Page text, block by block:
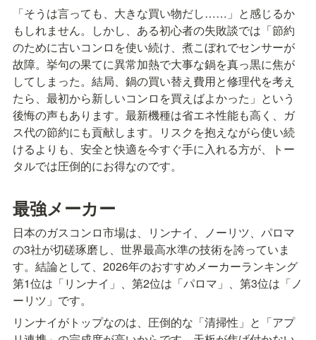
「そうは言っても、大きな買い物だし……」と感じるか
もしれません。しかし、ある初心者の失敗談では「節約
のために古いコンロを使い続け、煮こぼれでセンサーが
故障。挙句の果てに異常加熱で大事な鍋を真っ黒に焦が
してしまった。結局、鍋の買い替え費用と修理代を考え
たら、最初から新しいコンロを買えばよかった」という
後悔の声もあります。最新機種は省エネ性能も高く、ガ
ス代の節約にも貢献します。リスクを抱えながら使い続
けるよりも、安全と快適を今すぐ手に入れる方が、トー
タルでは圧倒的にお得なのです。
最強メーカー
日本のガスコンロ市場は、リンナイ、ノーリツ、パロマ
の3社が切磋琢磨し、世界最高水準の技術を誇っていま
す。結論として、2026年のおすすめメーカーランキング
第1位は「リンナイ」、第2位は「パロマ」、第3位は「ノ
ーリツ」です。
リンナイがトップなのは、圧倒的な「清掃性」と「アプ